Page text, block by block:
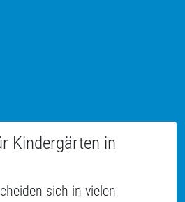
Kindergärten in
sich in vielen